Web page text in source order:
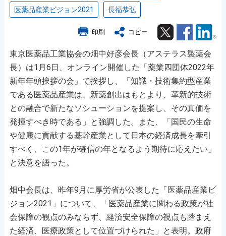
医薬品産業ビジョン2021 長福恭弘
印刷 コピー Twitter Facebook
東京医薬品工業協会の畑中好彦会長（アステラス製薬会
長）は1月6日、オンライン開催した「薬業四団体2022年
新年年頭挨拶の会」で挨拶し、「知識・技術集約型産業
である医薬品産業は、新薬創出はもとより、革新的技術
との融合で新たなソシューションを提案し、その真価を
発揮すべき時である」と強調した。また、「国民の生命
や健康に貢献する基幹産業として日本の経済成長を牽引
すべく、この1年が確信の年となるよう期待に応えたい」
と決意を語った。
畑中会長は、昨年9月に厚労省が公表した「医薬品産業ビ
ジョン2021」について、「医薬品産業に関わる政策が社
会保障の観点のみならず、経済安全保障の視点も踏まえ
た経済、医療政策として位置づけられた」と表明。政府